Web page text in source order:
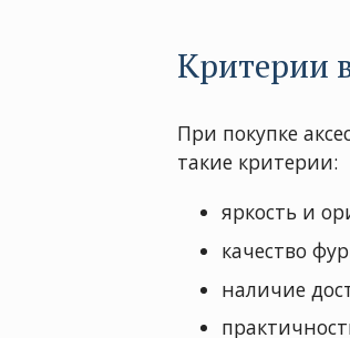
Критерии
При покупке
такие критерии:
яркость и
качество
наличие